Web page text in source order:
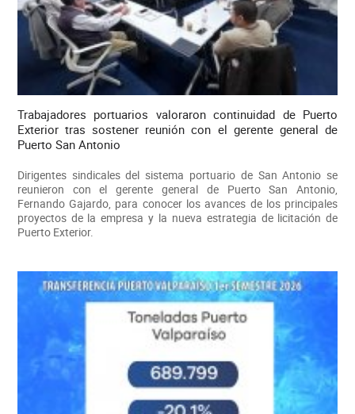
Trabajadores portuarios valoraron continuidad de Puerto
Exterior tras sostener reunión con el gerente general de
Puerto San Antonio
Dirigentes sindicales del sistema portuario de San Antonio se
reunieron con el gerente general de Puerto San Antonio,
Fernando Gajardo, para conocer los avances de los principales
proyectos de la empresa y la nueva estrategia de licitación de
Puerto Exterior.